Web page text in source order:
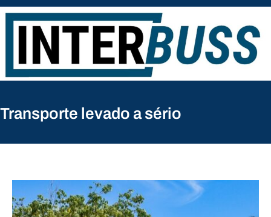
Pular
para
conteúdo
Transporte levado a sério